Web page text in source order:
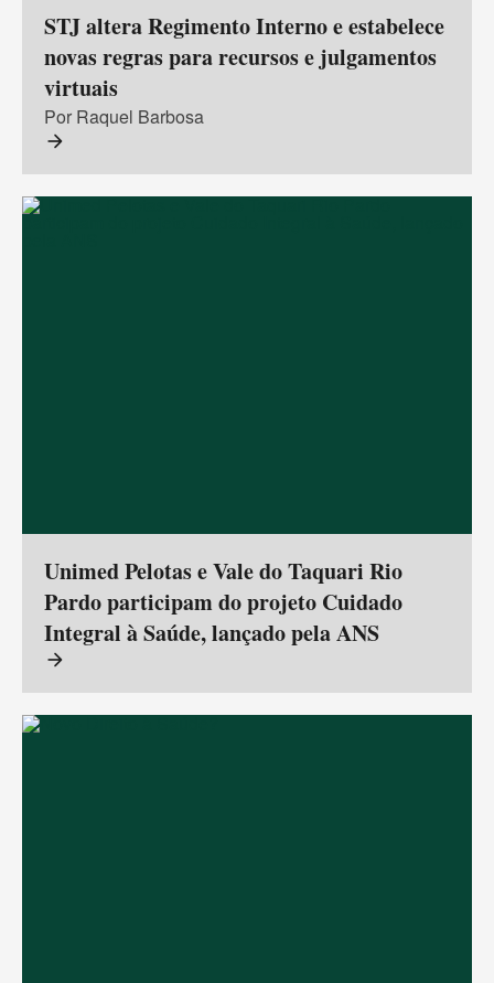
STJ altera Regimento Interno e estabelece
novas regras para recursos e julgamentos
virtuais
Por Raquel Barbosa
arrow_forward
Unimed Pelotas e Vale do Taquari Rio
Pardo participam do projeto Cuidado
Integral à Saúde, lançado pela ANS
arrow_forward